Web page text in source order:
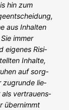
hin zum
aus Inhal­ten
immer
eige­nes Risi­
Inhal­te,
auf sorg­
zugrun­de lie­
als ver­trau­ens­
über­nimmt